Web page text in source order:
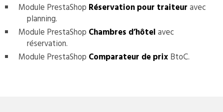
Module PrestaShop Réservation pour traiteur avec
planning.
Module PrestaShop Chambres d’hôtel avec
réservation.
Module PrestaShop Comparateur de prix BtoC.